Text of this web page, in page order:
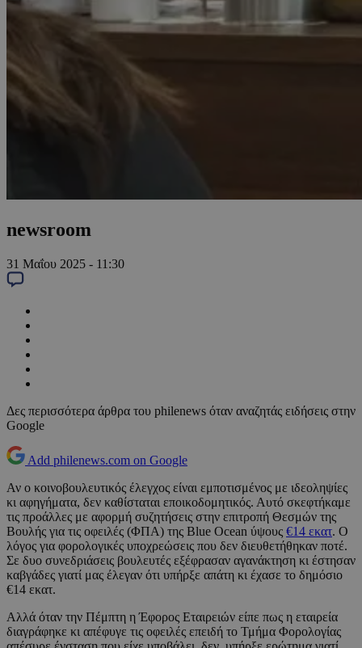
newsroom
31 Μαΐου 2025 - 11:30
Δες περισσότερα άρθρα του philenews όταν αναζητάς ειδήσεις στην
Google
Add philenews.com on Google
Αν ο κοινοβουλευτικός έλεγχος είναι εμποτισμένος με ιδεοληψίες
κι αφηγήματα, δεν καθίσταται εποικοδομητικός. Αυτό σκεφτήκαμε
τις προάλλες με αφορμή συζητήσεις στην επιτροπή Θεσμών της
Βουλής για τις οφειλές (ΦΠΑ) της Blue Ocean ύψους €14 εκατ. Ο
λόγος για φορολογικές υποχρεώσεις που δεν διευθετήθηκαν ποτέ.
Σε δυο συνεδριάσεις βουλευτές εξέφρασαν αγανάκτηση κι έστησαν
καβγάδες γιατί μας έλεγαν ότι υπήρξε απάτη κι έχασε το δημόσιο
€14 εκατ.
Αλλά όταν την Πέμπτη η Έφορος Εταιρειών είπε πως η εταιρεία
διαγράφηκε κι απέφυγε τις οφειλές επειδή το Τμήμα Φορολογίας